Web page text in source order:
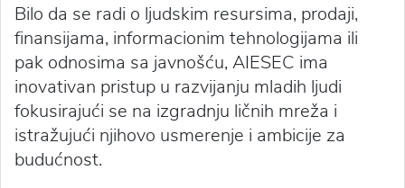
Bilo da se radi o ljudskim resursima, prodaji,
finansijama, informacionim tehnologijama ili
pak odnosima sa javnošću, AIESEC ima
inovativan pristup u razvijanju mladih ljudi
fokusirajući se na izgradnju ličnih mreža i
istražujući njihovo usmerenje i ambicije za
budućnost.